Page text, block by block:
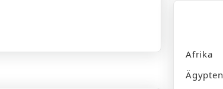
Afrika
Ägypten